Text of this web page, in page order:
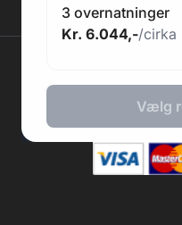
3 overnatninger
Kr. 6.044,-/cirka
Vælg